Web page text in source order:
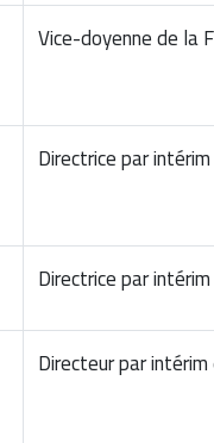
Vice-doyenne de la
Directrice par
Directrice par
Directeur par